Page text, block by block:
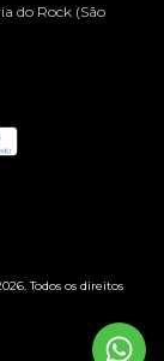
do Rock (São
Todos os direitos